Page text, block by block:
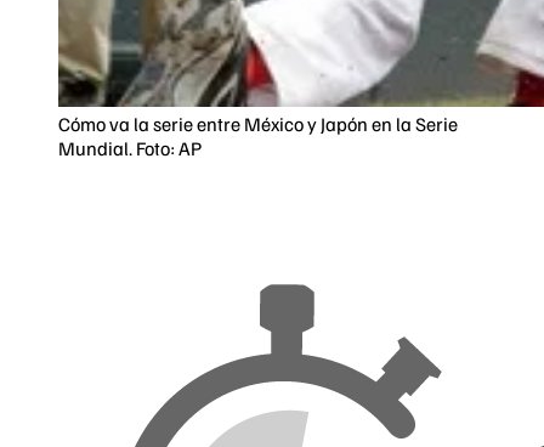
Cómo va la serie entre México y Japón en la Serie
Mundial. Foto: AP